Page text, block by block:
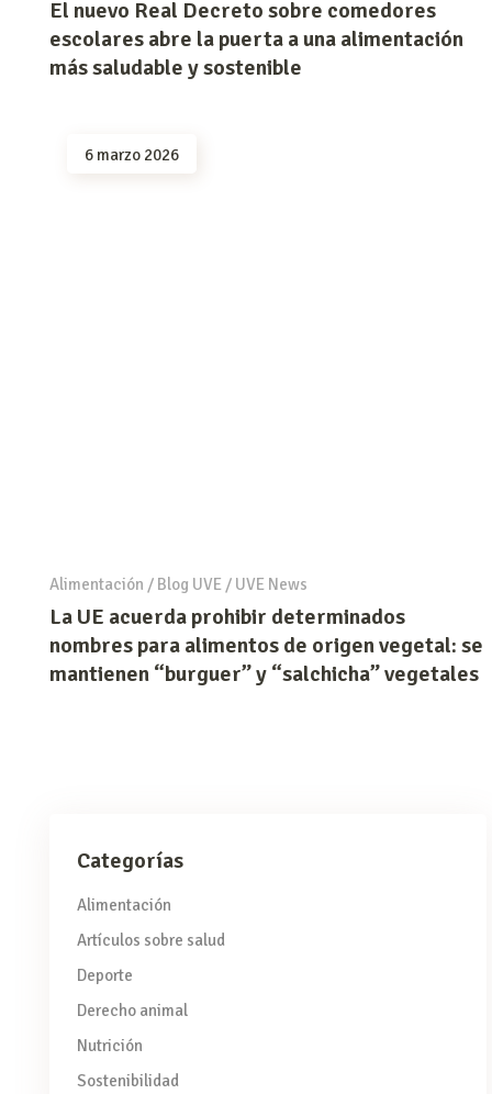
El nuevo Real Decreto sobre comedores
escolares abre la puerta a una alimentación
más saludable y sostenible
6 marzo 2026
Alimentación / Blog UVE/ UVE News
La UE acuerda prohibir determinados
nombres para alimentos de origen vegetal: se
mantienen “burguer” y “salchicha” vegetales
Categorías
Alimentación
Artículos sobre salud
Deporte
Derecho animal
Nutrición
Sostenibilidad